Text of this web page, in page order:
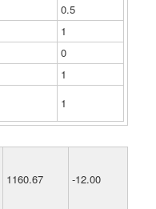
0.5
1
0
1
1
1160.67 -12.00